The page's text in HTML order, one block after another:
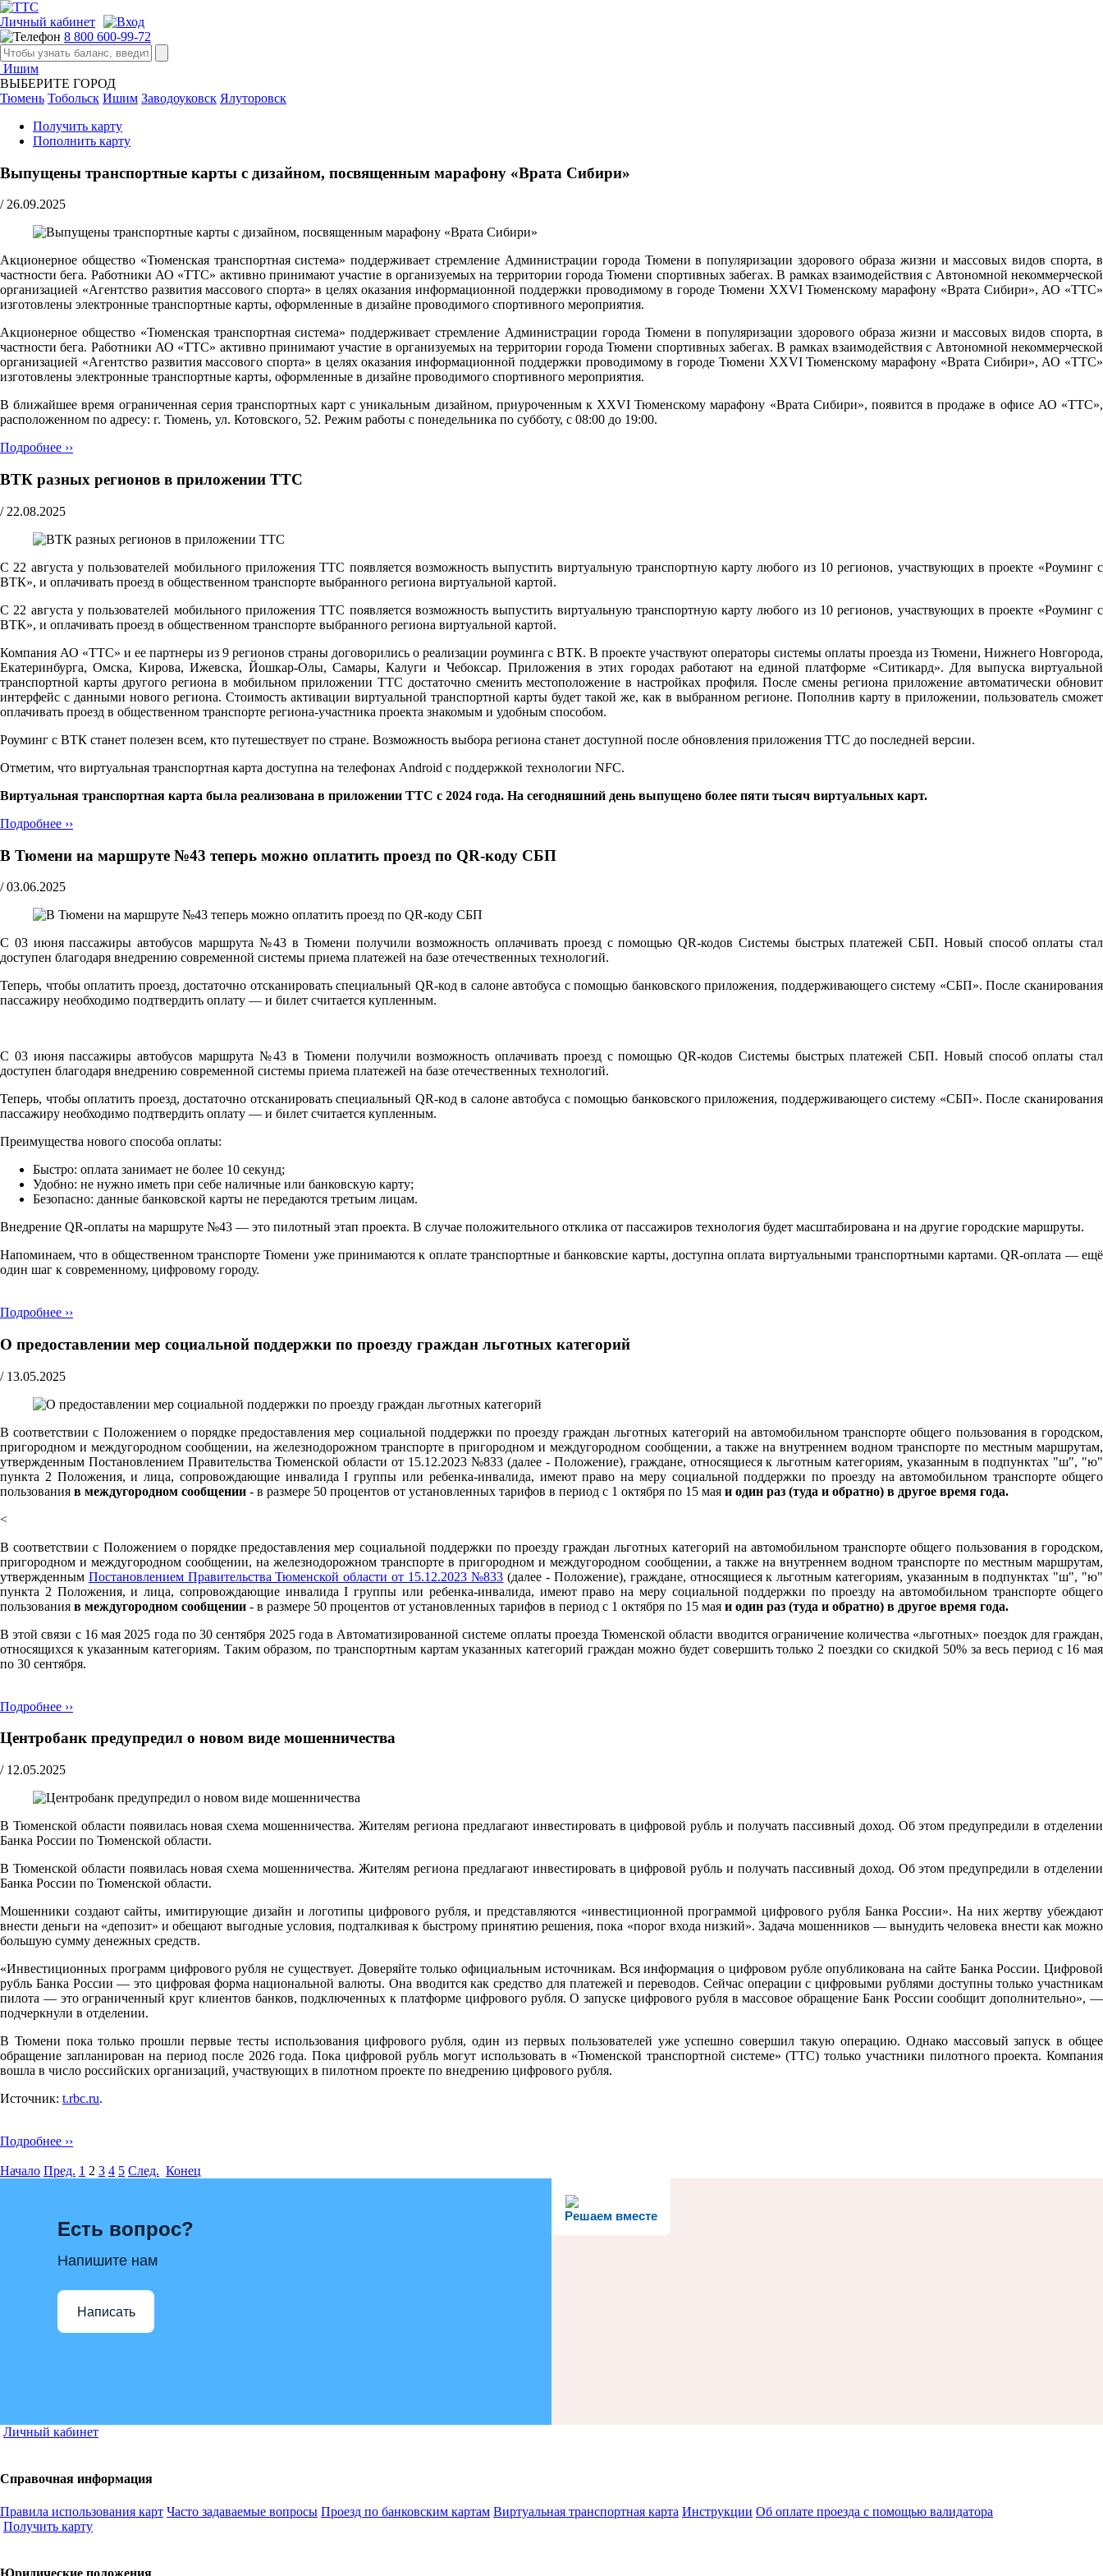
Личный кабинет
8 800 600-99-72
Ишим
ВЫБЕРИТЕ ГОРОД
Тюмень Тобольск Ишим Заводоуковск Ялуторовск
Получить карту
Пополнить карту
Выпущены транспортные карты с дизайном, посвященным марафону «Врата Сибири»
/ 26.09.2025
Акционерное общество «Тюменская транспортная система» поддерживает стремление Администрации города Тюмени в популяризации здорового образа жизни и массовых видов спорта, в
частности бега. Работники АО «ТТС» активно принимают участие в организуемых на территории города Тюмени спортивных забегах. В рамках взаимодействия с Автономной некоммерческой
организацией «Агентство развития массового спорта» в целях оказания информационной поддержки проводимому в городе Тюмени XXVI Тюменскому марафону «Врата Сибири», АО «ТТС»
изготовлены электронные транспортные карты, оформленные в дизайне проводимого спортивного мероприятия.
Акционерное общество «Тюменская транспортная система» поддерживает стремление Администрации города Тюмени в популяризации здорового образа жизни и массовых видов спорта, в
частности бега. Работники АО «ТТС» активно принимают участие в организуемых на территории города Тюмени спортивных забегах. В рамках взаимодействия с Автономной некоммерческой
организацией «Агентство развития массового спорта» в целях оказания информационной поддержки проводимому в городе Тюмени XXVI Тюменскому марафону «Врата Сибири», АО «ТТС»
изготовлены электронные транспортные карты, оформленные в дизайне проводимого спортивного мероприятия.
В ближайшее время ограниченная серия транспортных карт с уникальным дизайном, приуроченным к XXVI Тюменскому марафону «Врата Сибири», появится в продаже в офисе АО «ТТС»,
расположенном по адресу: г. Тюмень, ул. Котовского, 52. Pежим работы с понедельника по субботу, с 08:00 до 19:00.
Подробнее ››
ВТК разных регионов в приложении ТТС
/ 22.08.2025
С 22 августа у пользователей мобильного приложения ТТС появляется возможность выпустить виртуальную транспортную карту любого из 10 регионов, участвующих в проекте «Роуминг с
ВТК», и оплачивать проезд в общественном транспорте выбранного региона виртуальной картой.
С 22 августа у пользователей мобильного приложения ТТС появляется возможность выпустить виртуальную транспортную карту любого из 10 регионов, участвующих в проекте «Роуминг с
ВТК», и оплачивать проезд в общественном транспорте выбранного региона виртуальной картой.
Компания АО «ТТС» и ее партнеры из 9 регионов страны договорились о реализации роуминга с ВТК. В проекте участвуют операторы системы оплаты проезда из Тюмени, Нижнего Новгорода,
Екатеринбурга, Омска, Кирова, Ижевска, Йошкар-Олы, Самары, Калуги и Чебоксар. Приложения в этих городах работают на единой платформе «Ситикард». Для выпуска виртуальной
транспортной карты другого региона в мобильном приложении ТТС достаточно сменить местоположение в настройках профиля. После смены региона приложение автоматически обновит
интерфейс с данными нового региона. Стоимость активации виртуальной транспортной карты будет такой же, как в выбранном регионе. Пополнив карту в приложении, пользователь сможет
оплачивать проезд в общественном транспорте региона-участника проекта знакомым и удобным способом.
Роуминг с ВТК станет полезен всем, кто путешествует по стране. Возможность выбора региона станет доступной после обновления приложения ТТС до последней версии.
Отметим, что виртуальная транспортная карта доступна на телефонах Android с поддержкой технологии NFC.
Виртуальная транспортная карта была реализована в приложении ТТС с 2024 года. На сегодняшний день выпущено более пяти тысяч виртуальных карт.
Подробнее ››
В Тюмени на маршруте №43 теперь можно оплатить проезд по QR-коду СБП
/ 03.06.2025
С 03 июня пассажиры автобусов маршрута №43 в Тюмени получили возможность оплачивать проезд с помощью QR-кодов Системы быстрых платежей СБП. Новый способ оплаты стал
доступен благодаря внедрению современной системы приема платежей на базе отечественных технологий.
Теперь, чтобы оплатить проезд, достаточно отсканировать специальный QR-код в салоне автобуса с помощью банковского приложения, поддерживающего систему «СБП». После сканирования
пассажиру необходимо подтвердить оплату — и билет считается купленным.
С 03 июня пассажиры автобусов маршрута №43 в Тюмени получили возможность оплачивать проезд с помощью QR-кодов Системы быстрых платежей СБП. Новый способ оплаты стал
доступен благодаря внедрению современной системы приема платежей на базе отечественных технологий.
Теперь, чтобы оплатить проезд, достаточно отсканировать специальный QR-код в салоне автобуса с помощью банковского приложения, поддерживающего систему «СБП». После сканирования
пассажиру необходимо подтвердить оплату — и билет считается купленным.
Преимущества нового способа оплаты:
Быстро: оплата занимает не более 10 секунд;
Удобно: не нужно иметь при себе наличные или банковскую карту;
Безопасно: данные банковской карты не передаются третьим лицам.
Внедрение QR-оплаты на маршруте №43 — это пилотный этап проекта. В случае положительного отклика от пассажиров технология будет масштабирована и на другие городские маршруты.
Напоминаем, что в общественном транспорте Тюмени уже принимаются к оплате транспортные и банковские карты, доступна оплата виртуальными транспортными картами. QR-оплата — ещё
один шаг к современному, цифровому городу.
Подробнее ››
О предоставлении мер социальной поддержки по проезду граждан льготных категорий
/ 13.05.2025
В соответствии с Положением о порядке предоставления мер социальной поддержки по проезду граждан льготных категорий на автомобильном транспорте общего пользования в городском,
пригородном и междугородном сообщении, на железнодорожном транспорте в пригородном и междугородном сообщении, а также на внутреннем водном транспорте по местным маршрутам,
утвержденным Постановлением Правительства Тюменской области от 15.12.2023 №833 (далее - Положение), граждане, относящиеся к льготным категориям, указанным в подпунктах "ш", "ю"
пункта 2 Положения, и лица, сопровождающие инвалида I группы или ребенка-инвалида, имеют право на меру социальной поддержки по проезду на автомобильном транспорте общего
пользования в междугородном сообщении - в размере 50 процентов от установленных тарифов в период с 1 октября по 15 мая и один раз (туда и обратно) в другое время года.
<
В соответствии с Положением о порядке предоставления мер социальной поддержки по проезду граждан льготных категорий на автомобильном транспорте общего пользования в городском,
пригородном и междугородном сообщении, на железнодорожном транспорте в пригородном и междугородном сообщении, а также на внутреннем водном транспорте по местным маршрутам,
утвержденным Постановлением Правительства Тюменской области от 15.12.2023 №833 (далее - Положение), граждане, относящиеся к льготным категориям, указанным в подпунктах "ш", "ю"
пункта 2 Положения, и лица, сопровождающие инвалида I группы или ребенка-инвалида, имеют право на меру социальной поддержки по проезду на автомобильном транспорте общего
пользования в междугородном сообщении - в размере 50 процентов от установленных тарифов в период с 1 октября по 15 мая и один раз (туда и обратно) в другое время года.
В этой связи с 16 мая 2025 года по 30 сентября 2025 года в Автоматизированной системе оплаты проезда Тюменской области вводится ограничение количества «льготных» поездок для граждан,
относящихся к указанным категориям. Таким образом, по транспортным картам указанных категорий граждан можно будет совершить только 2 поездки со скидкой 50% за весь период с 16 мая
по 30 сентября.
Подробнее ››
Центробанк предупредил о новом виде мошенничества
/ 12.05.2025
В Тюменской области появилась новая схема мошенничества. Жителям региона предлагают инвестировать в цифровой рубль и получать пассивный доход. Об этом предупредили в отделении
Банка России по Тюменской области.
В Тюменской области появилась новая схема мошенничества. Жителям региона предлагают инвестировать в цифровой рубль и получать пассивный доход. Об этом предупредили в отделении
Банка России по Тюменской области.
Мошенники создают сайты, имитирующие дизайн и логотипы цифрового рубля, и представляются «инвестиционной программой цифрового рубля Банка России». На них жертву убеждают
внести деньги на «депозит» и обещают выгодные условия, подталкивая к быстрому принятию решения, пока «порог входа низкий». Задача мошенников — вынудить человека внести как можно
большую сумму денежных средств.
«Инвестиционных программ цифрового рубля не существует. Доверяйте только официальным источникам. Вся информация о цифровом рубле опубликована на сайте Банка России. Цифровой
рубль Банка России — это цифровая форма национальной валюты. Она вводится как средство для платежей и переводов. Сейчас операции с цифровыми рублями доступны только участникам
пилота — это ограниченный круг клиентов банков, подключенных к платформе цифрового рубля. О запуске цифрового рубля в массовое обращение Банк России сообщит дополнительно», —
подчеркнули в отделении.
В Тюмени пока только прошли первые тесты использования цифрового рубля, один из первых пользователей уже успешно совершил такую операцию. Однако массовый запуск в общее
обращение запланирован на период после 2026 года. Пока цифровой рубль могут использовать в «Тюменской транспортной системе» (ТТС) только участники пилотного проекта. Компания
вошла в число российских организаций, участвующих в пилотном проекте по внедрению цифрового рубля.
Источник: t.rbc.ru.
Подробнее ››
Начало Пред. 1 2 3 4 5 След. Конец
Решаем вместе
Есть вопрос?
Напишите нам
Написать
Личный кабинет
Справочная информация
Правила использования карт Часто задаваемые вопросы Проезд по банковским картам Виртуальная транспортная карта Инструкции Об оплате проезда с помощью валидатора
Получить карту
Юридические положения